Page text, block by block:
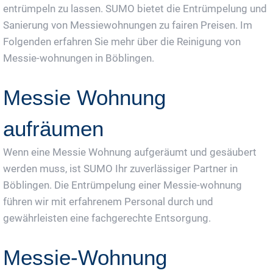
entrümpeln zu lassen. SUMO bietet die Entrümpelung und
Sanierung von Messiewohnungen zu fairen Preisen. Im
Folgenden erfahren Sie mehr über die Reinigung von
Messie-wohnungen in Böblingen.
Messie Wohnung
aufräumen
Wenn eine Messie Wohnung aufgeräumt und gesäubert
werden muss, ist SUMO Ihr zuverlässiger Partner in
Böblingen. Die Entrümpelung einer Messie-wohnung
führen wir mit erfahrenem Personal durch und
gewährleisten eine fachgerechte Entsorgung.
Messie-Wohnung